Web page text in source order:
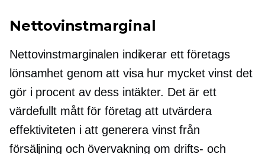
Nettovinstmarginal
Nettovinstmarginalen indikerar ett företags
lönsamhet genom att visa hur mycket vinst det
gör i procent av dess intäkter. Det är ett
värdefullt mått för företag att utvärdera
effektiviteten i att generera vinst från
försäljning och övervakning om drifts- och